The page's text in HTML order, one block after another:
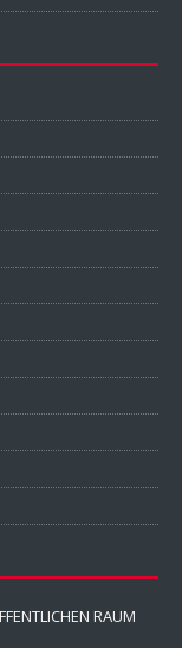
RAUM